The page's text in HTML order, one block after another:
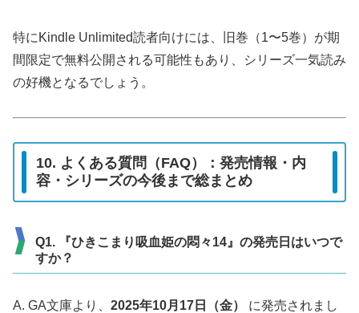
特にKindle Unlimited読者向けには、旧巻（1〜5巻）が期
間限定で無料公開される可能性もあり、シリーズ一気読み
の好機となるでしょう。
10. よくある質問（FAQ）：発売情報・内
容・シリーズの今後まで総まとめ
Q1. 『ひきこまり吸血姫の悶々14』の発売日はいつで
すか？
A. GA文庫より、 2025年10月17日（金）
に発売されまし